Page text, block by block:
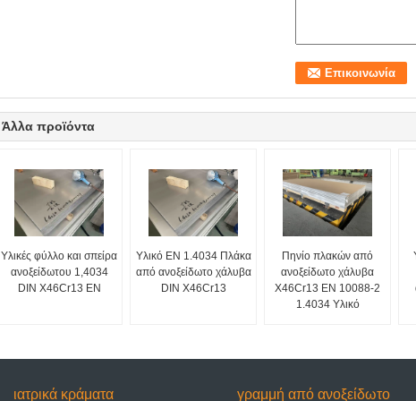
Άλλα προϊόντα
Υλικές φύλλο και σπείρα
ανοξείδωτου 1,4034
DIN X46Cr13 EN
Υλικό EN 1.4034 Πλάκα
από ανοξείδωτο χάλυβα
DIN X46Cr13
Πηνίο πλακών από
ανοξείδωτο χάλυβα
X46Cr13 EN 10088-2
1.4034 Υλικό
ιατρικά κράματα γραμμή από ανοξείδωτο